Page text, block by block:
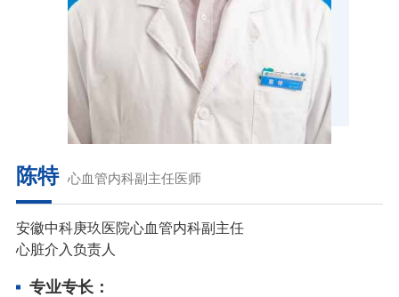
陈特 心血管内科副主任医师
安徽中科庚玖医院心血管内科副主任
心脏介入负责人
专业专长：